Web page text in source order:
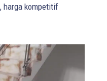
harga kompetitif